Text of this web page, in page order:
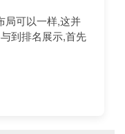
局可以一样,这并
到排名展示,首先